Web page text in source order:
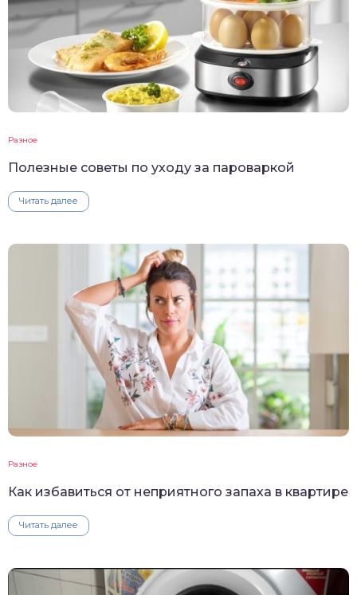
Разное
Полезные советы по уходу за пароваркой
Читать далее
Разное
Как избавиться от неприятного запаха в квартире
Читать далее